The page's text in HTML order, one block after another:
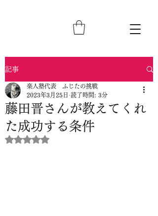
記事
藤田晋さんが教えてくれ
た成功する条件
楽人塾代表 ふじたの挑戦
2023年3月25日 読了時間: 3分
5つ星のうちNaNと評価されています。